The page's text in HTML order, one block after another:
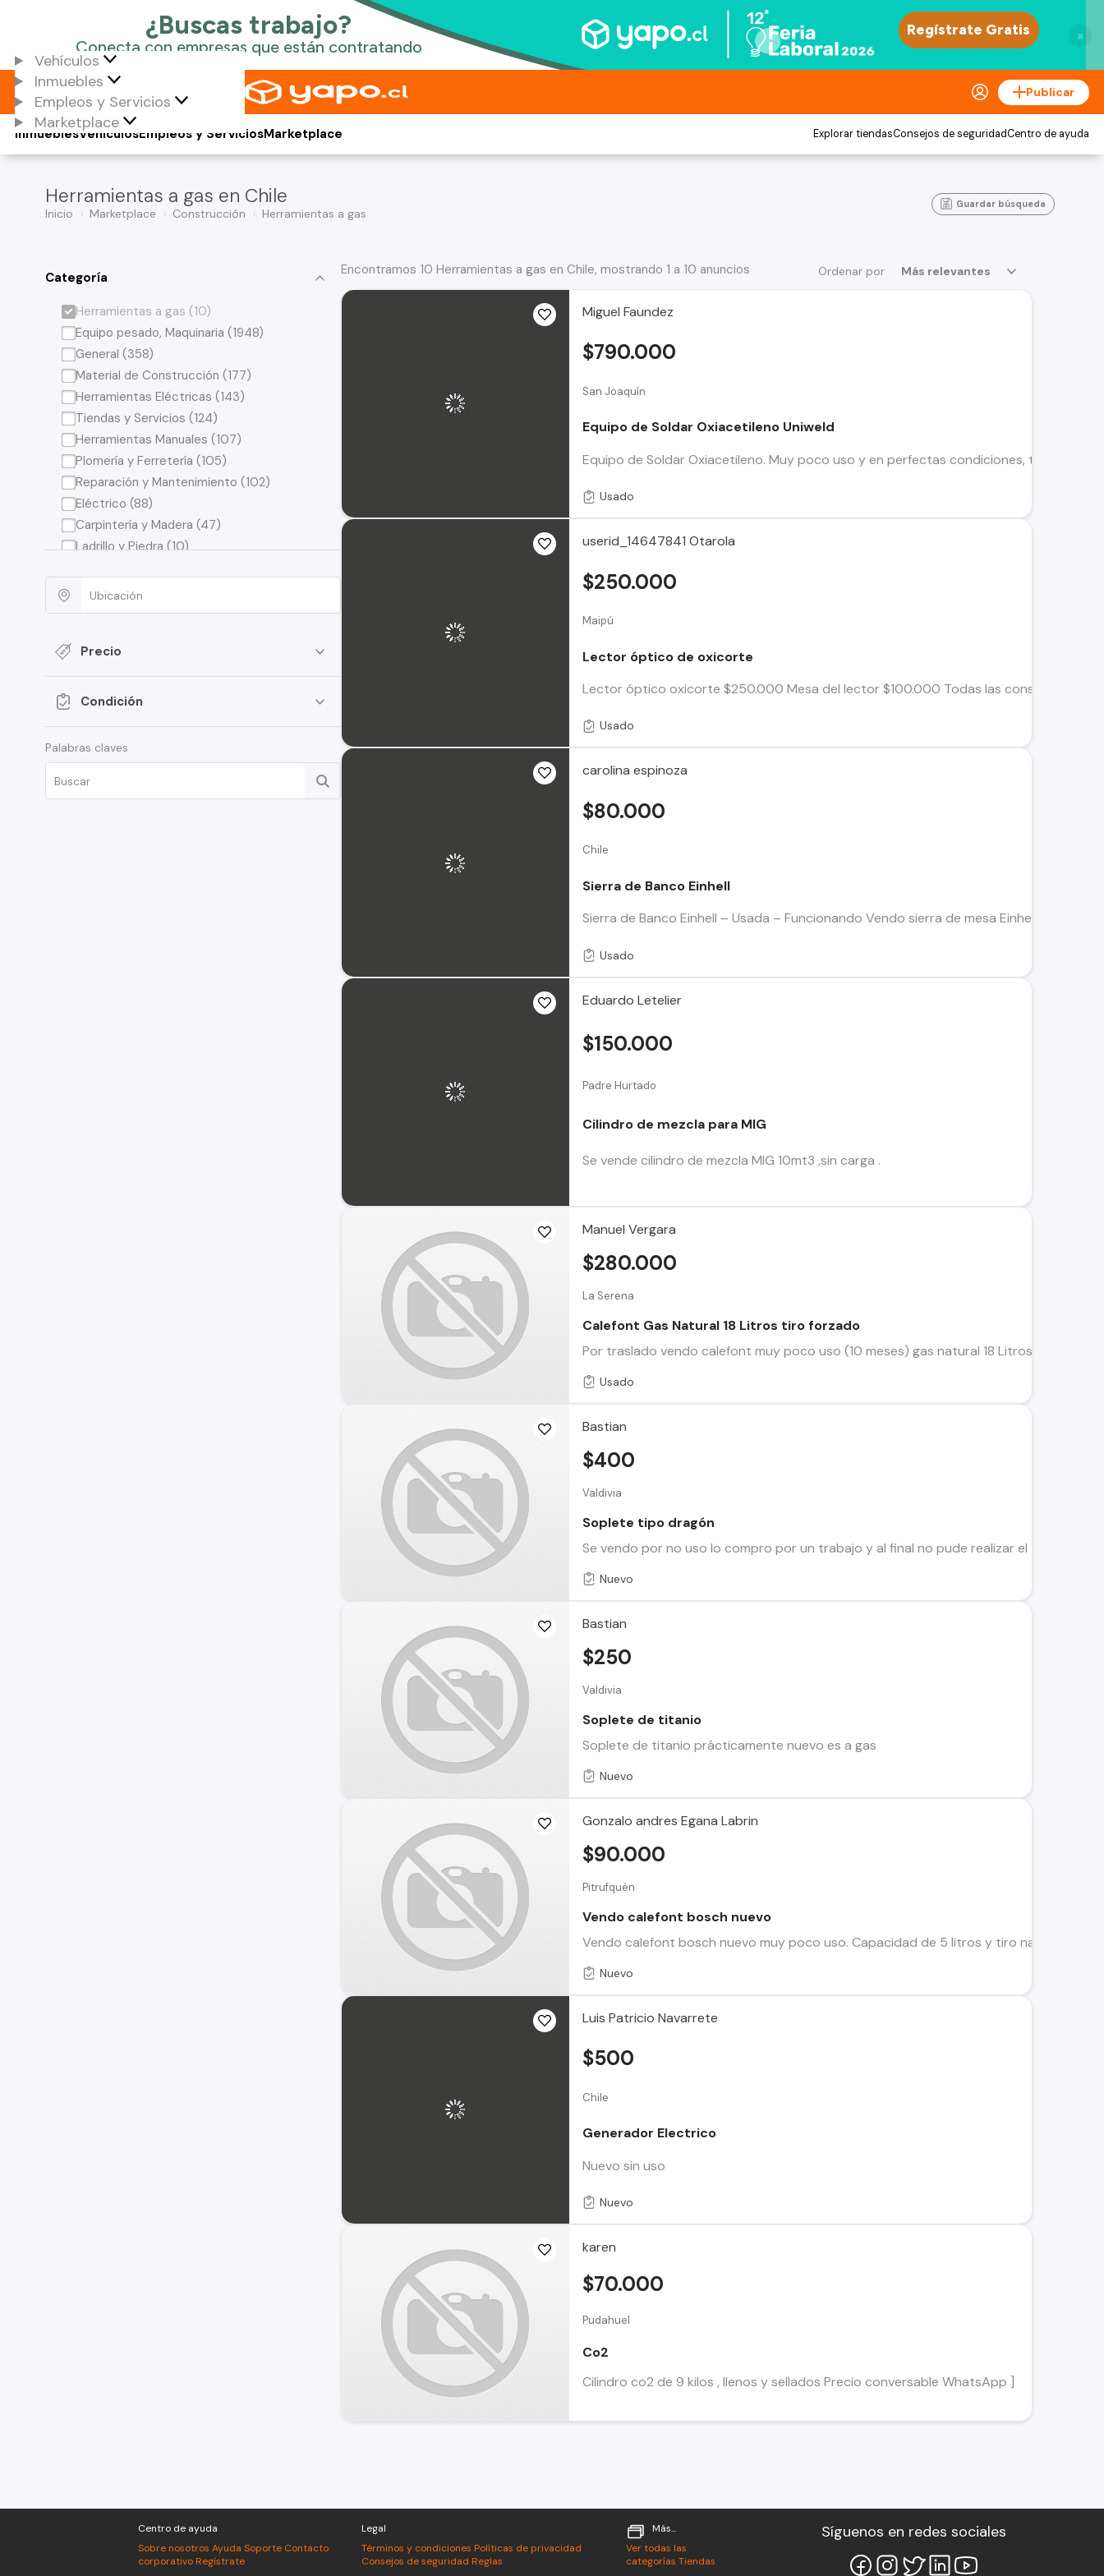
×
Vehículos
Inmuebles
Empleos y Servicios
Marketplace
Publicar
Vehículos
Inmuebles Empleos y ServiciosMarketplace Explorar tiendasConsejos de seguridadCentro de ayuda
Herramientas a gas en Chile
Inicio Marketplace Construcción Herramientas a gas
Guardar búsqueda
Categoría
Herramientas a gas (10)
Equipo pesado, Maquinaria (1948)
General (358)
Material de Construcción (177)
Herramientas Eléctricas (143)
Tiendas y Servicios (124)
Herramientas Manuales (107)
Plomería y Ferretería (105)
Reparación y Mantenimiento (102)
Eléctrico (88)
Carpintería y Madera (47)
Ladrillo y Piedra (10)
Basura y Reciclaje (6)
Precio
Condición
Palabras claves
Ordenar por Más relevantes
Encontramos 10 Herramientas a gas en Chile, mostrando 1 a 10 anuncios
Miguel Faundez
San Joaquín
Equipo de Soldar Oxiacetileno Uniweld
Equipo de Soldar Oxiacetileno. Muy poco uso y en perfectas condiciones, todos sus
$790.000
Usado
userid_14647841 Otarola
Maipú
Lector óptico de oxicorte
Lector óptico oxicorte $250.000 Mesa del lector $100.000 Todas las consultas con
$250.000
Usado
carolina espinoza
Chile
Sierra de Banco Einhell
Sierra de Banco Einhell – Usada – Funcionando Vendo sierra de mesa Einhell
$80.000
Usado
Eduardo Letelier
Padre Hurtado
Cilindro de mezcla para MIG
Se vende cilindro de mezcla MIG 10mt3 ,sin carga .
$150.000
Manuel Vergara
La Serena
Calefont Gas Natural 18 Litros tiro forzado
Por traslado vendo calefont muy poco uso (10 meses) gas natural 18 Litros marca
$280.000
Usado
Bastian
Valdivia
Soplete tipo dragón
Se vendo por no uso lo compro por un trabajo y al final no pude realizar el trabajo.
$400
Nuevo
Bastian
Valdivia
Soplete de titanio
Soplete de titanio prácticamente nuevo es a gas
$250
Nuevo
Gonzalo andres Egana Labrin
Pitrufquén
Vendo calefont bosch nuevo
Vendo calefont bosch nuevo muy poco uso. Capacidad de 5 litros y tiro natural. A
$90.000
Nuevo
Luis Patricio Navarrete
Chile
Generador Electrico
Nuevo sin uso
$500
Nuevo
karen
Pudahuel
Co2
Cilindro co2 de 9 kilos , llenos y sellados Precio conversable WhatsApp ]
$70.000
Centro de ayuda
Sobre nosotros Ayuda Soporte Contacto
corporativo Regístrate
Legal
Términos y condiciones Políticas de privacidad
Consejos de seguridad Reglas
Más...
Ver todas las
categorías Tiendas
Síguenos en redes sociales